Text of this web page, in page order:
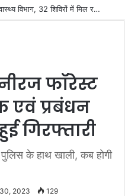
फॉरेस्ट
एवं प्रबंधन
गिरफ्तारी
के हाथ खाली, कब होगी
2023 129